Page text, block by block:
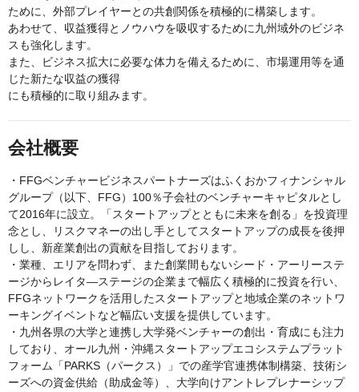
ために、外部プレイヤーとの共創関係を積極的に構築します。
あわせて、収益獲得とノウハウを吸収するために九州域外のビジネ
スも強化します。
また、ビジネス拡大に必要な体力を備えるために、市場運用等を通
じた新たな収益の獲得
にも積極的に取り組みます。
会社概要
・FFGベンチャービジネスパートナーズはふくおかフィナンシャル
グループ（以下、FFG）100％子会社のベンチャーキャピタルとし
て2016年に設立。「スタートアップとともに未来を創る」を投資理
念とし、リスクマネーの出し手としてスタートアップの成長を後押
しし、新産業創出の貢献を目指しております。
・業種、エリアを問わず、また創業間もないシード・アーリーステ
ージからレイタ―ステージの企業まで幅広く積極的に投資を行い、
FFGネットワークを活用したスタートアップと地域企業のネットワ
ーキングイベントなど幅広い支援を提供しています。
・九州各県の大学と連携し大学発ベンチャーの創出・育成にも注力
しており、オール九州・沖縄スタートアップエコシステムプラット
フォーム「PARKS（パークス）」での産学官連携体制構築、技術シ
ーズへの資金供給（助成金等）、大学向けアントレプレナーシップ